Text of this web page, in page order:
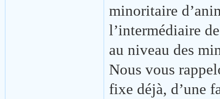
minoritaire
l’intermédiaire
au niveau des
Nous vous
fixe déjà, d’une